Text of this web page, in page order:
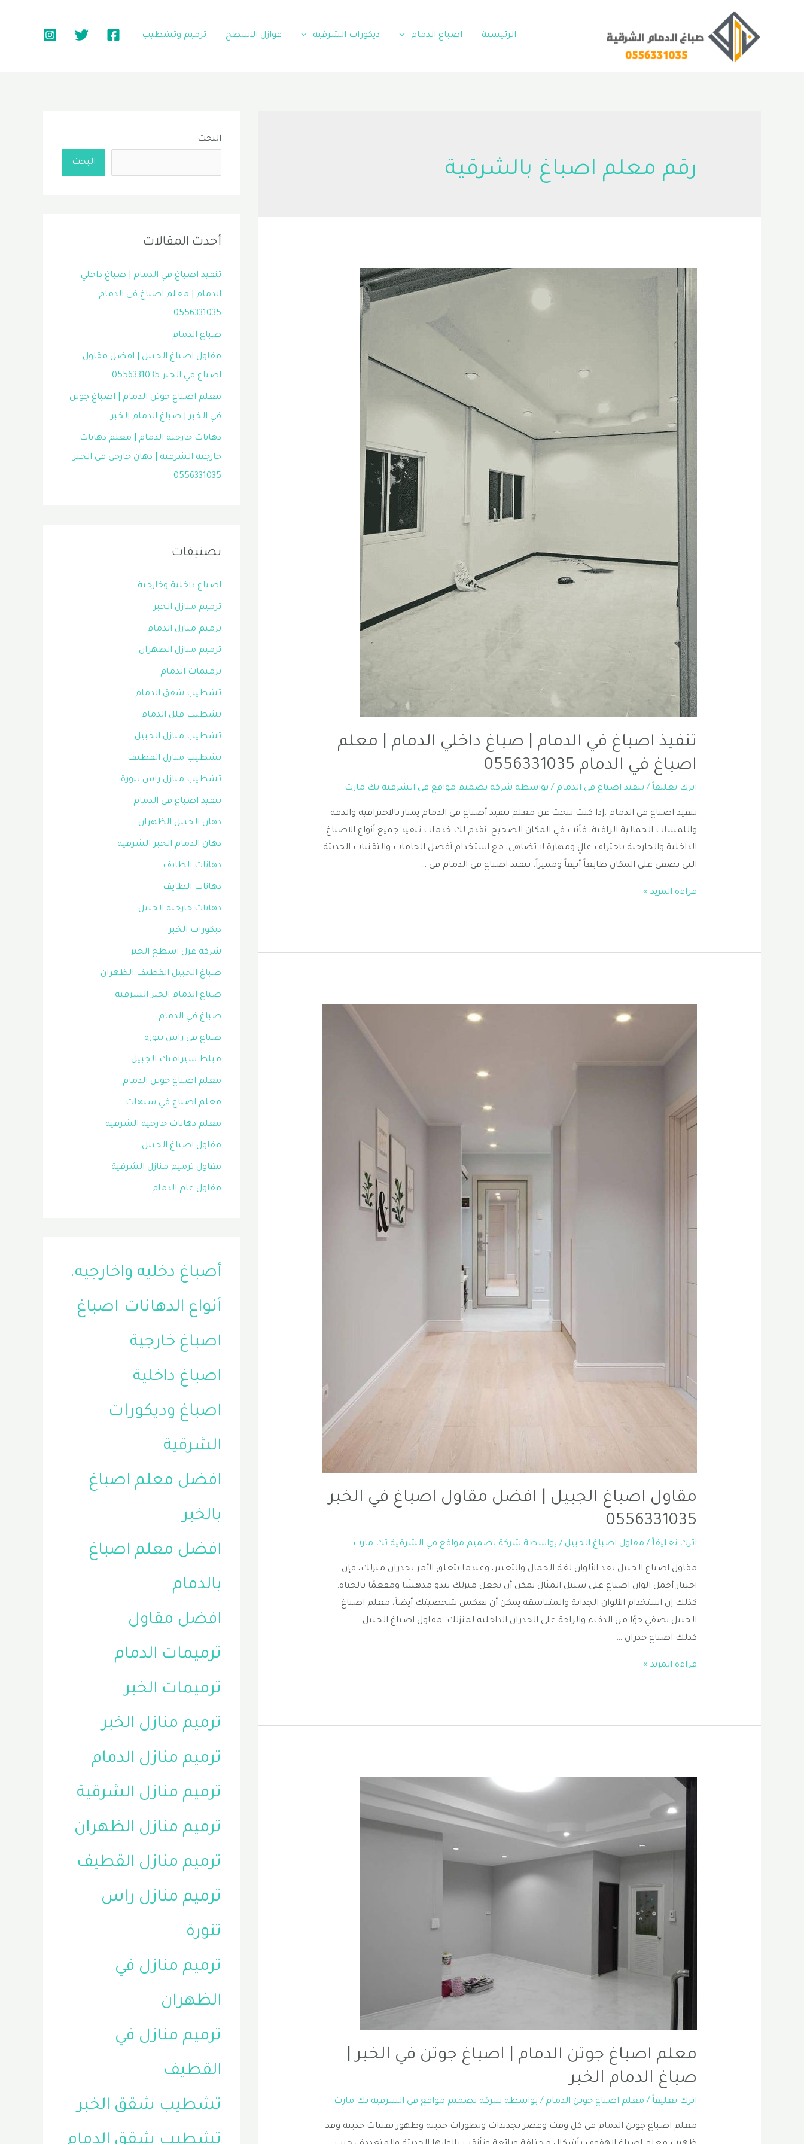
الرئيسية اصباغ الدمام ديكورات الشرقية عوازل الاسطح ترميم وتشطيب
رقم معلم اصباغ بالشرقية
تنفيذ اصباغ في الدمام | صباغ داخلي الدمام | معلم
اصباغ في الدمام 0556331035
اترك تعليقاً / تنفيذ اصباغ في الدمام / بواسطة شركة تصميم مواقع في الشرقية تك مارت
تنفيذ اصباغ في الدمام ،إذا كنت تبحث عن معلم تنفيذ أصباغ في الدمام يمتاز بالاحترافية والدقة
واللمسات الجمالية الراقية، فأنت في المكان الصحيح. نقدم لك خدمات تنفيذ جميع أنواع الاصباغ
الداخلية والخارجية باحتراف عالٍ ومهارة لا تضاهى، مع استخدام أفضل الخامات والتقنيات الحديثة
التي تضفي على المكان طابعاً أنيقاً ومميزاً. تنفيذ اصباغ في الدمام في …
تنفيذ
معلم
الدمام
0556331035
قراءة المزيد »
مقاول اصباغ الجبيل | افضل مقاول اصباغ في الخبر
0556331035
اترك تعليقاً / مقاول اصباغ الجبيل / بواسطة شركة تصميم مواقع في الشرقية تك مارت
مقاول اصباغ الجبيل تعد الألوان لغة الجمال والتعبير، وعندما يتعلق الأمر بجدران منزلك، فإن
اختيار أجمل الوان اصباغ على سبيل المثال يمكن أن يجعل منزلك يبدو مدهشًا ومفعمًا بالحياة.
كذلك إن استخدام الألوان الجذابة والمتناسقة يمكن أن يعكس شخصيتك أيضاً، معلم اصباغ
الجبيل يضفي جوًا من الدفء والراحة على الجدران الداخلية لمنزلك. مقاول اصباغ الجبيل
كذلك اصباغ جدران …
مقاول
في
قراءة المزيد »
معلم اصباغ جوتن الدمام | اصباغ جوتن في الخبر |
صباغ الدمام الخبر
اترك تعليقاً / معلم اصباغ جوتن الدمام / بواسطة شركة تصميم مواقع في الشرقية تك مارت
معلم اصباغ جوتن الدمام في كل وقت وعصر تجديدات وتطورات حديثة وظهور تقنيات حديثة وقد
البحث
البحث
أحدث المقالات
تنفيذ اصباغ في الدمام | صباغ داخلي
الدمام | معلم اصباغ في الدمام
0556331035
صباغ الدمام
مقاول اصباغ الجبيل | افضل مقاول
اصباغ في الخبر 0556331035
معلم اصباغ جوتن الدمام | اصباغ جوتن
في الخبر | صباغ الدمام الخبر
دهانات خارجية الدمام | معلم دهانات
خارجية الشرقية | دهان خارجي في الخبر
0556331035
تصنيفات
اصباغ داخلية وخارجية
ترميم منازل الخبر
ترميم منازل الدمام
ترميم منازل الظهران
ترميمات الدمام
تشطيب شقق الدمام
تشطيب فلل الدمام
تشطيب منازل الجبيل
تشطيب منازل القطيف
تشطيب منازل راس تنورة
تنفيذ اصباغ في الدمام
دهان الجبيل الظهران
دهان الدمام الخبر الشرقية
دهانات الطايف
دهانات الطايف
دهانات خارجية الجبيل
ديكورات الخبر
شركة عزل اسطح الخبر
صباغ الجبيل القطيف الظهران
صباغ الدمام الخبر الشرقية
صباغ في الدمام
صباغ في راس تنورة
مبلط سيراميك الجبيل
معلم اصباغ جوتن الدمام
معلم اصباغ في سيهات
معلم دهانات خارجية الشرقية
مقاول اصباغ الجبيل
مقاول ترميم منازل الشرقية
مقاول عام الدمام
أصباغ دخليه واخارجيه.
أنواع الدهانات اصباغ
اصباغ خارجية
اصباغ داخلية
اصباغ وديكورات
الشرقية
افضل معلم اصباغ
بالخبر
افضل معلم اصباغ
بالدمام
افضل مقاول
ترميمات الدمام
ترميمات الخبر
ترميم منازل الخبر
ترميم منازل الدمام
ترميم منازل الشرقية
ترميم منازل الظهران
ترميم منازل القطيف
ترميم منازل راس
تنورة
ترميم منازل في
الظهران
ترميم منازل في
القطيف
تشطيب شقق الخبر